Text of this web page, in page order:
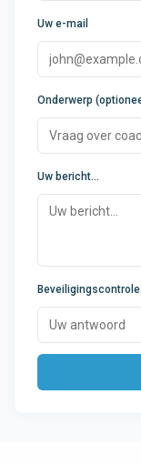
Uw e-mail
Onderwerp
Uw bericht...
Beveiligingscontrole: